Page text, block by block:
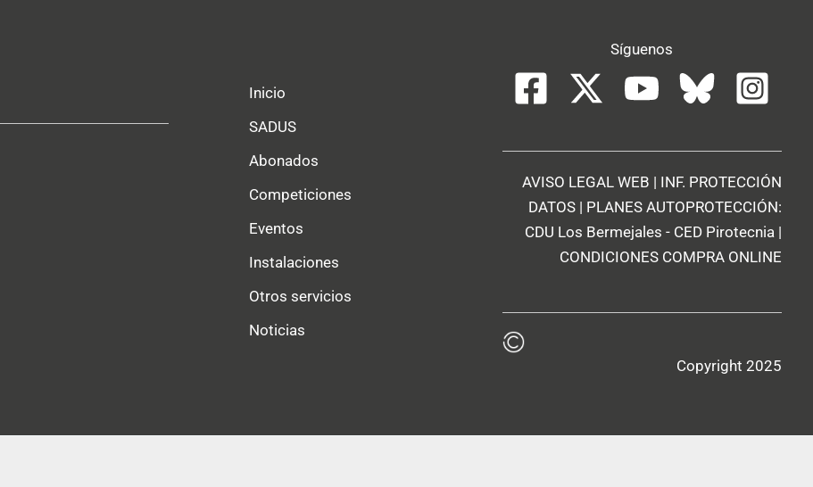
Inicio
SADUS
Abonados
Competiciones
Eventos
Instalaciones
Otros servicios
Noticias
Síguenos
AVISO LEGAL WEB | INF. PROTECCIÓN
DATOS | PLANES AUTOPROTECCIÓN:
CDU Los Bermejales - CED Pirotecnia |
CONDICIONES COMPRA ONLINE
Copyright 2025